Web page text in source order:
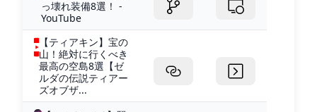
っ壊れ装備8選！ -
YouTube
【ティアキン】宝の
山！絶対に行くべき
最高の空島8選【ゼ
ルダの伝説ティアー
ズオブザ...